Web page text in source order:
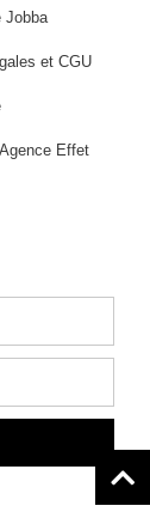
Jobba
et CGU
Effet